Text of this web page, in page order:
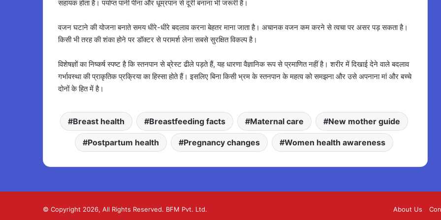
सहायक होता है। पर्याप्त पानी पीना और धूम्रपान से दूरी बनाना भी जरूरी है।
वजन घटाने की योजना बनाते समय धीरे-धीरे बदलाव करना बेहतर माना जाता है। अचानक वजन कम करने से त्वचा पर असर पड़ सकता है।
किसी भी तरह की शंका होने पर डॉक्टर से परामर्श लेना सबसे सुरक्षित विकल्प है।
विशेषज्ञों का निष्कर्ष स्पष्ट है कि स्तनपान से ब्रेस्ट ढीले पड़ते हैं, यह धारणा वैज्ञानिक रूप से प्रमाणित नहीं है। शरीर में दिखाई देने वाले बदलाव
गर्भावस्था की प्राकृतिक प्रक्रिया का हिस्सा होते हैं। इसलिए बिना किसी भ्रम के स्तनपान के महत्व को समझना और उसे अपनाना मां और बच्चे
दोनों के हित में है।
Breast health Breastfeeding facts Maternal care New mother guide
Postpartum health Pregnancy changes Women health awareness
© Copyright 2026, All Rights Reserved. BFM Pvt. Ltd. About Us